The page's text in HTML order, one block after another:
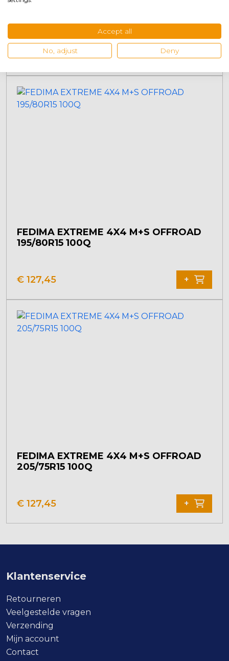
€122,45
FEDIMA EXTREME 4X4 M+S OFFROAD
195/80R15 100Q
€ 127,45 +
FEDIMA EXTREME 4X4 M+S OFFROAD
205/75R15 100Q
€ 127,45 +
Klantenservice
Retourneren
Veelgestelde vragen
Verzending
Mijn account
Contact
Accept all
No, adjust Deny